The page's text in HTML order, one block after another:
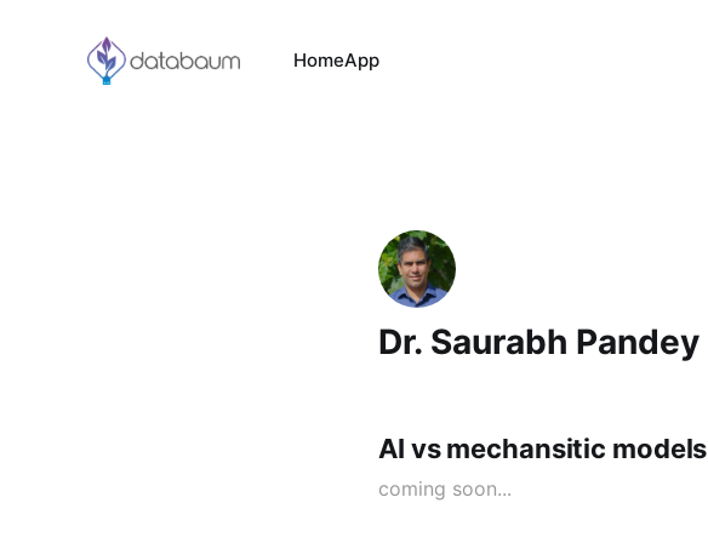
HomeApp
Dr. Saurabh Pandey
AI vs mechansitic models
coming soon...